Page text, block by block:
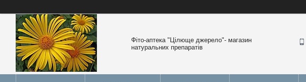
Фіто-аптека "Цілюще джерело"- магазин
натуральних препаратів